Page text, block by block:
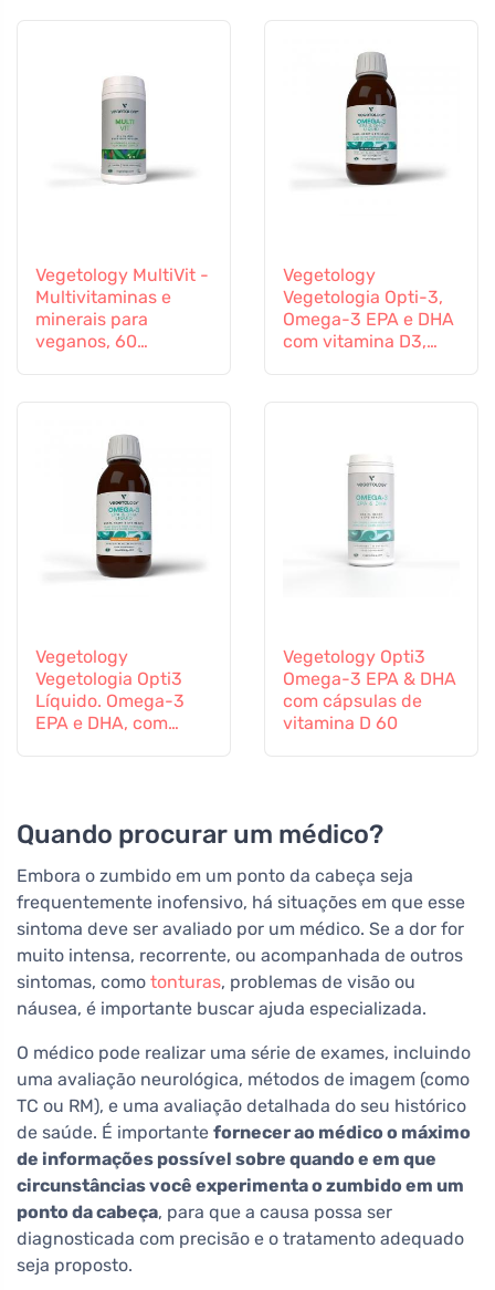
Vegetology MultiVit -
Multivitaminas e
minerais para
veganos, 60
Vegetology
Vegetologia Opti-3,
Omega-3 EPA e DHA
com vitamina D3,
Vegetology
Vegetologia Opti3
Líquido. Omega-3
EPA e DHA, com
Vegetology Opti3
Omega-3 EPA & DHA
com cápsulas de
vitamina D 60
Quando procurar um médico?
Embora o zumbido em um ponto da cabeça seja
frequentemente inofensivo, há situações em que esse
sintoma deve ser avaliado por um médico. Se a dor for
muito intensa, recorrente, ou acompanhada de outros
sintomas, como tonturas, problemas de visão ou
náusea, é importante buscar ajuda especializada.
O médico pode realizar uma série de exames, incluindo
uma avaliação neurológica, métodos de imagem (como
TC ou RM), e uma avaliação detalhada do seu histórico
de saúde. É importante fornecer ao médico o máximo
de informações possível sobre quando e em que
circunstâncias você experimenta o zumbido em um
ponto da cabeça, para que a causa possa ser
diagnosticada com precisão e o tratamento adequado
seja proposto.